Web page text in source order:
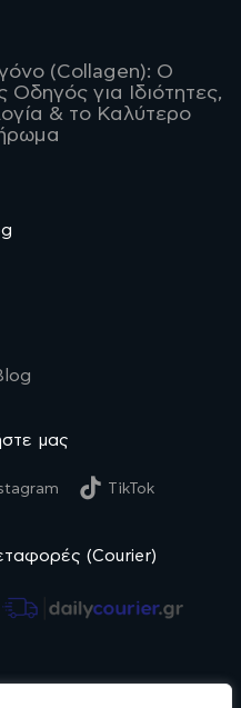
(Collagen): Ο
Οδηγός για Ιδιότητες,
& το Καλύτερο
μας
TikTok
(Courier)